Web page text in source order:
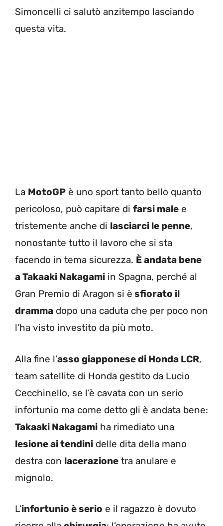
Simoncelli ci salutò anzitempo lasciando
questa vita.
La MotoGP è uno sport tanto bello quanto
pericoloso, può capitare di farsi male e
tristemente anche di lasciarci le penne,
nonostante tutto il lavoro che si sta
facendo in tema sicurezza. È andata bene
a Takaaki Nakagami in Spagna, perché al
Gran Premio di Aragon si è sfiorato il
dramma dopo una caduta che per poco non
l’ha visto investito da più moto.
Alla fine l’asso giapponese di Honda LCR,
team satellite di Honda gestito da Lucio
Cecchinello, se l’è cavata con un serio
infortunio ma come detto gli è andata bene:
Takaaki Nakagami ha rimediato una
lesione ai tendini delle dita della mano
destra con lacerazione tra anulare e
mignolo.
L’infortunio è serio e il ragazzo è dovuto